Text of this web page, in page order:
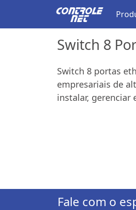
Switch 8
Switch 8 portas
empresariais de
instalar, gerenciar
Fale com o